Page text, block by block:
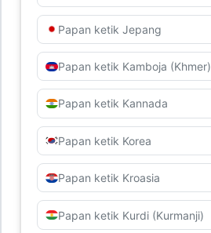
Papan ketik Jepang
Papan ketik Kamboja (Khmer)
Papan ketik Kannada
Papan ketik Korea
Papan ketik Kroasia
Papan ketik Kurdi (Kurmanji)